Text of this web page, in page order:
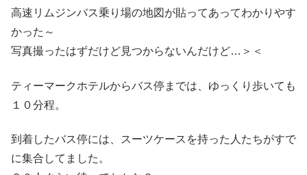
高速リムジンバス乗り場の地図が貼ってあってわかりやす
かった～
写真撮ったはずだけど見つからないんだけど…＞＜
ティーマークホテルからバス停までは、ゆっくり歩いても
１０分程。
到着したバス停には、スーツケースを持った人たちがすで
に集合してました。